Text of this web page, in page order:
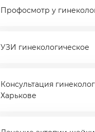
Профосмотр у
УЗИ гинекологическое
Консультация
Харькове